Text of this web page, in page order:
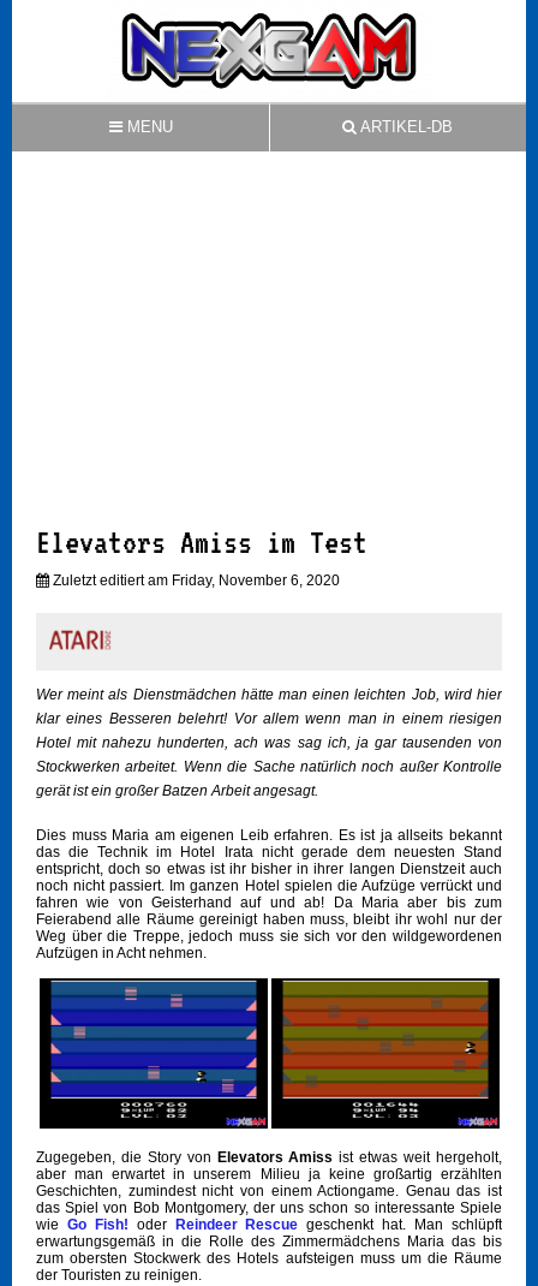
MENU ARTIKEL-DB
Elevators Amiss im Test
Zuletzt editiert am Friday, November 6, 2020
Wer meint als Dienstmädchen hätte man einen leichten Job, wird hier
klar eines Besseren belehrt! Vor allem wenn man in einem riesigen
Hotel mit nahezu hunderten, ach was sag ich, ja gar tausenden von
Stockwerken arbeitet. Wenn die Sache natürlich noch außer Kontrolle
gerät ist ein großer Batzen Arbeit angesagt.
Dies muss Maria am eigenen Leib erfahren. Es ist ja allseits bekannt
das die Technik im Hotel Irata nicht gerade dem neuesten Stand
entspricht, doch so etwas ist ihr bisher in ihrer langen Dienstzeit auch
noch nicht passiert. Im ganzen Hotel spielen die Aufzüge verrückt und
fahren wie von Geisterhand auf und ab! Da Maria aber bis zum
Feierabend alle Räume gereinigt haben muss, bleibt ihr wohl nur der
Weg über die Treppe, jedoch muss sie sich vor den wildgewordenen
Aufzügen in Acht nehmen.
Zugegeben, die Story von Elevators Amiss ist etwas weit hergeholt,
aber man erwartet in unserem Milieu ja keine großartig erzählten
Geschichten, zumindest nicht von einem Actiongame. Genau das ist
das Spiel von Bob Montgomery, der uns schon so interessante Spiele
wie Go Fish! oder Reindeer Rescue geschenkt hat. Man schlüpft
erwartungsgemäß in die Rolle des Zimmermädchens Maria das bis
zum obersten Stockwerk des Hotels aufsteigen muss um die Räume
der Touristen zu reinigen.